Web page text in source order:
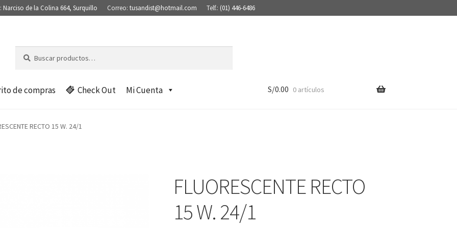
Narciso de la Colina 664, Surquillo Correo: tusandist@hotmail.com Telf.: (01) 446-6486
por:
c
a
de compras Check Out Mi Cuenta S/0.00 0 artículos
RECTO 15 W. 24/1
FLUORESCENTE RECTO
15 W. 24/1